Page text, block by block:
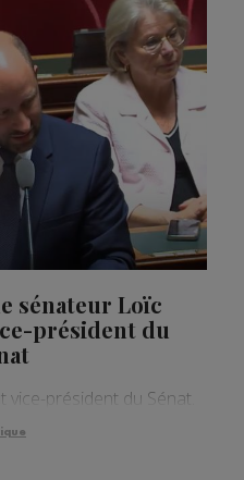
sénateur Loïc
président du
vice-président du Sénat.